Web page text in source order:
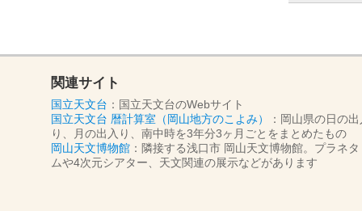
関連サイト
国立天文台 ：国立天文台のWebサイト
国立天文台 暦計算室（岡山地方のこよみ）
：岡山県の日の
り、月の出入り、南中時を3年分3ヶ月ごとをまとめたもの
岡山天文博物館 ：隣接する浅口市 岡山天文博物館。プラネタ
ムや4次元シアター、天文関連の展示などがあります